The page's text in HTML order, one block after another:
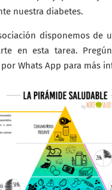
nuestra diabetes.
disponemos de
en esta tarea.
Whats App para más